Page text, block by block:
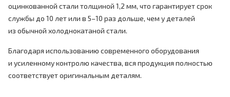
оцинкованной стали толщиной 1,2 мм, что гарантирует срок
службы до 10 лет или в 5–10 раз дольше, чем у деталей
из обычной холоднокатаной стали.
Благодаря использованию современного оборудования
и усиленному контролю качества, вся продукция полностью
соответствует оригинальным деталям.